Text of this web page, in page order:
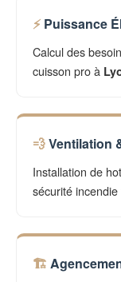
Puissance
Calcul des
cuisson pro à
Ventilation
Installation de
sécurité incendie